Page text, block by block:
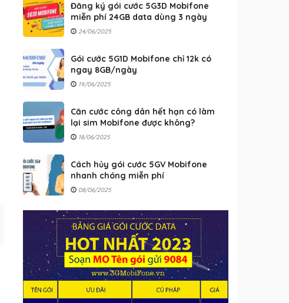
Đăng ký gói cước 5G3D Mobifone
miễn phí 24GB data dùng 3 ngày
24/06/2025
Gói cước 5G1D Mobifone chỉ 12k có
ngay 8GB/ngày
19/06/2025
Căn cước công dân hết hạn có làm
lại sim Mobifone được không?
18/06/2025
Cách hủy gói cước 5GV Mobifone
nhanh chóng miễn phí
08/06/2025